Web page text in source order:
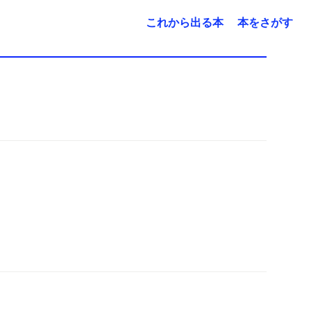
これから出る本 本をさがす